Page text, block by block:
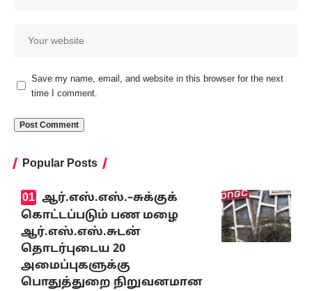
Save my name, email, and website in this browser for the next
time I comment.
Popular Posts
ஆர்.எஸ்.எஸ்.–சுக்குக்
கொட்டப்படும் பண மழை
ஆர்.எஸ்.எஸ்.சுடன்
தொடர்புடைய 20
அமைப்புகளுக்கு
பொதுத்துறை நிறுவனமான